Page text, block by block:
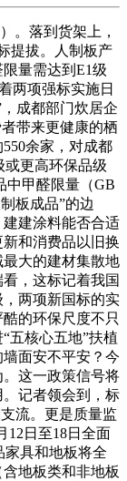
。落到货架上，
提拔。人制板产
量需达到E1级
两项强标实施日
成都部门炊居企
带来更健康的栖
余家，对成都
或更高环保品级
中甲醛限量（GB
板成品”的边
建涂料能否合适
和消费品以旧换
大的建材集散地
，这标记着我国
两项新国标的实
的环保尺度不只
五核心五地”扶植
面安不平安？今
这一政策信号将
记者领会到，标
流。更是质量监
12日至18日全面
家具和地板将全
地板类和非地板